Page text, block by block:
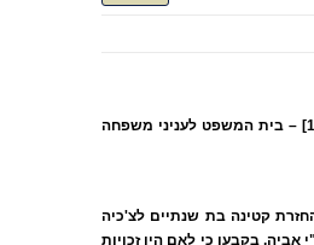
[ישראל][15/05/2002] – בית המשפט לעניני משפחה
קטינה בת שנתיים לצ'כיה
אביה, בקבעו כי לאם היו זכויות